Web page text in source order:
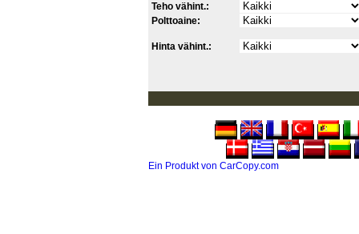
Teho vähint.:
Polttoaine:
Hinta vähint.:
Ein Produkt von CarCopy.com